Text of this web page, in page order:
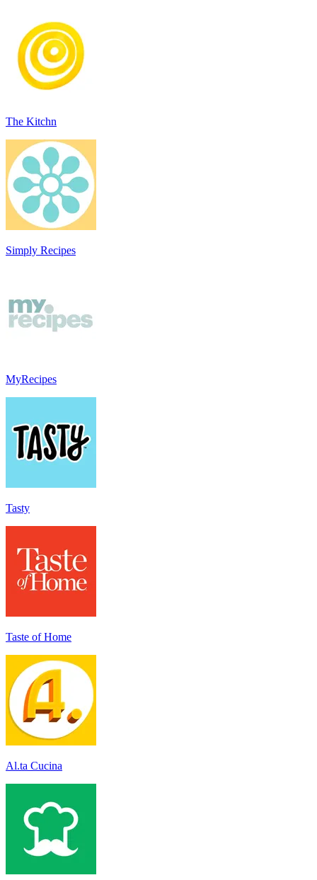
The Kitchn
Simply Recipes
MyRecipes
Tasty
Taste of Home
Al.ta Cucina